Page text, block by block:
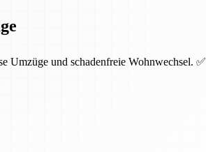
Umzüge und schadenfreie Wohnwechsel. ✅